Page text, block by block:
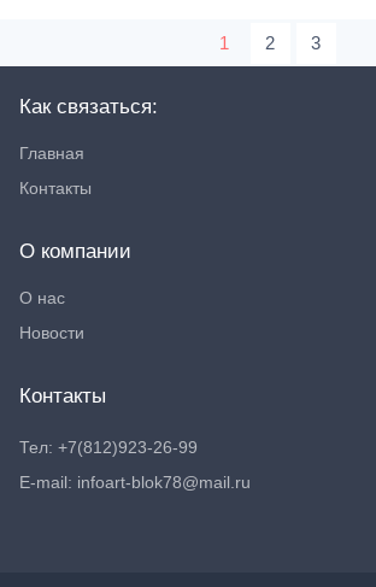
1 2 3
Как связаться:
Главная
Контакты
О компании
О нас
Новости
Контакты
Тел: +7(812)923-26-99
E-mail: infoart-blok78@mail.ru